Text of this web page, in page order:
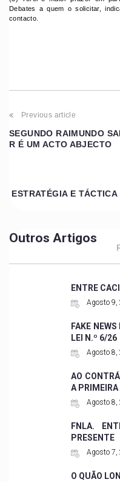
Debates a quem o solicitar,
contacto.
Previous article
SEGUNDO RAIMUNDO
R É UM ACTO ABJECTO
ESTRATÉGIA E
Outros Artigos
ENTRE
Agosto 9,
FAKE
LEI N.º 6/26
Agosto 8,
AO
A PRIMEIRA
Agosto 8,
FNLA.
PRESENTE
Agosto 7,
O QUÃO